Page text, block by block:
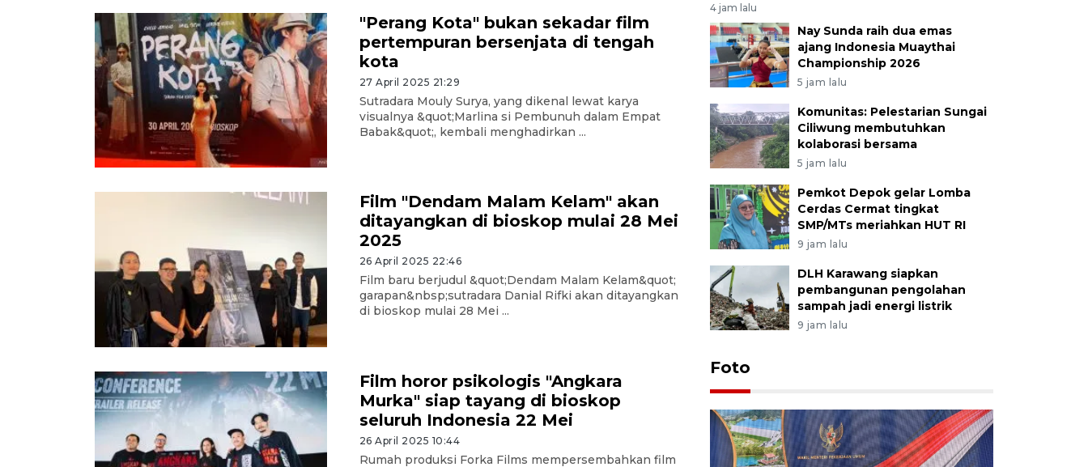
"Perang Kota" bukan sekadar film
pertempuran bersenjata di tengah
kota
27 April 2025 21:29
Sutradara Mouly Surya, yang dikenal lewat karya
visualnya &quot;Marlina si Pembunuh dalam Empat
Babak&quot;, kembali menghadirkan ...
Film "Dendam Malam Kelam" akan
ditayangkan di bioskop mulai 28 Mei
2025
26 April 2025 22:46
Film baru berjudul &quot;Dendam Malam Kelam&quot;
garapan&nbsp;sutradara Danial Rifki akan ditayangkan
di bioskop mulai 28 Mei ...
Film horor psikologis "Angkara
Murka" siap tayang di bioskop
seluruh Indonesia 22 Mei
26 April 2025 10:44
Rumah produksi Forka Films mempersembahkan film
4 jam lalu
Nay Sunda raih dua emas
ajang Indonesia Muaythai
Championship 2026
5 jam lalu
Komunitas: Pelestarian Sungai
Ciliwung membutuhkan
kolaborasi bersama
5 jam lalu
Pemkot Depok gelar Lomba
Cerdas Cermat tingkat
SMP/MTs meriahkan HUT RI
9 jam lalu
DLH Karawang siapkan
pembangunan pengolahan
sampah jadi energi listrik
9 jam lalu
Foto